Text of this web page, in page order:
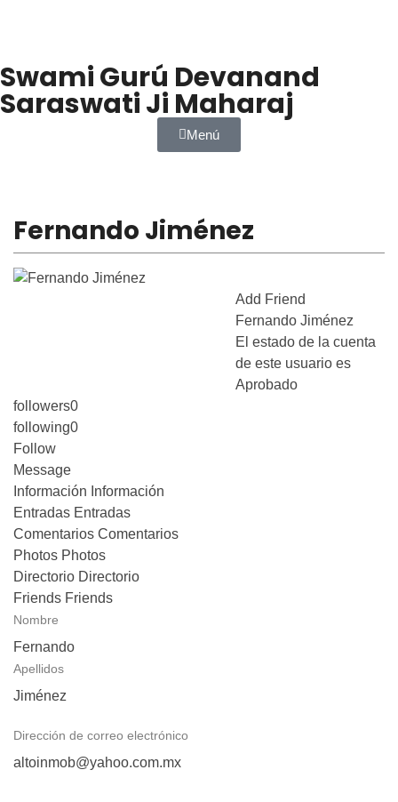
Swami Gurú Devanand
Saraswati Ji Maharaj
Menú
Fernando Jiménez
Add Friend
Fernando Jiménez
El estado de la cuenta
de este usuario es
Aprobado
followers0
following0
Follow
Message
Información Información
Entradas Entradas
Comentarios Comentarios
Photos Photos
Directorio Directorio
Friends Friends
Nombre
Fernando
Apellidos
Jiménez
Dirección de correo electrónico
altoinmob@yahoo.com.mx